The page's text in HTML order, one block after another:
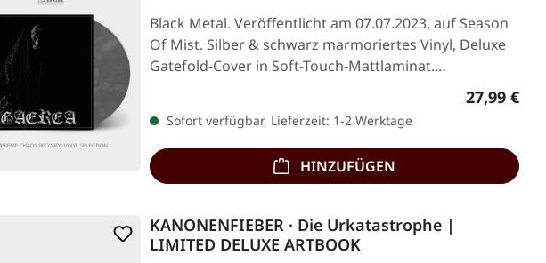
Black Metal. Veröffentlicht am 07.07.2023, auf Season
Of Mist. Silber & schwarz marmoriertes Vinyl, Deluxe
Gatefold-Cover in Soft-Touch-Mattlaminat.…
Regulärer
27,99 €
Sofort verfügbar, Lieferzeit: 1-2 Werktage
HINZUFÜGEN
KANONENFIEBER · Die Urkatastrophe |
LIMITED DELUXE ARTBOOK